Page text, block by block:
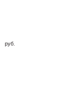
руб.